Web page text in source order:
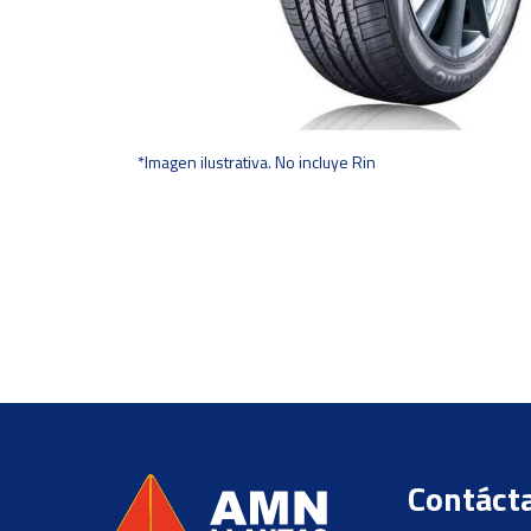
*Imagen ilustrativa. No incluye Rin